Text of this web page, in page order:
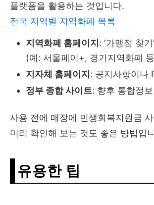
플랫폼을 활용하는 것입니다.
전국 지역별 지역화폐 목록
지역화폐 홈페이지 : ‘가맹점 찾
(예: 서울페이+, 경기지역화폐
지자체 홈페이지 : 공지사항이나
정부 종합 사이트: 향후 통합정
사용 전에 매장에 민생회복지원금
미리 확인해 보는 것도 좋은 방법입
유용한 팁